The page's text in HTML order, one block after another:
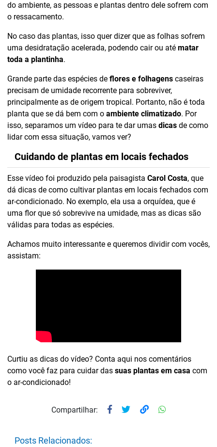
do ambiente, as pessoas e plantas dentro dele sofrem com
o ressacamento.
No caso das plantas, isso quer dizer que as folhas sofrem
uma desidratação acelerada, podendo cair ou até matar
toda a plantinha.
Grande parte das espécies de flores e folhagens caseiras
precisam de umidade recorrente para sobreviver,
principalmente as de origem tropical. Portanto, não é toda
planta que se dá bem com o ambiente climatizado. Por
isso, separamos um vídeo para te dar umas dicas de como
lidar com essa situação, vamos ver?
Cuidando de plantas em locais fechados
Esse vídeo foi produzido pela paisagista Carol Costa, que
dá dicas de como cultivar plantas em locais fechados com
ar-condicionado. No exemplo, ela usa a orquídea, que é
uma flor que só sobrevive na umidade, mas as dicas são
válidas para todas as espécies.
Achamos muito interessante e queremos dividir com vocês,
assistam:
Curtiu as dicas do vídeo? Conta aqui nos comentários
como você faz para cuidar das suas plantas em casa com
o ar-condicionado!
Compartilhar:
Posts Relacionados: